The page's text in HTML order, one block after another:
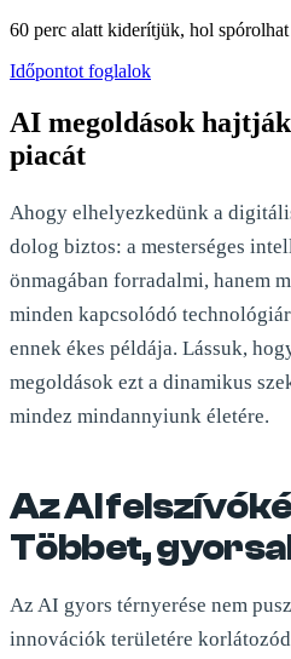
60 perc alatt kiderítjük, hol
Időpontot foglalok
AI megoldások
piacát
Ahogy elhelyezkedünk a
dolog biztos: a mesterséges
önmagában forradalmi, hanem
minden kapcsolódó
ennek ékes példája. Lássuk,
megoldások ezt a dinamikus
mindez mindannyiunk életére.
Az AI
Többet,
Az AI gyors térnyerése nem
innovációk területére